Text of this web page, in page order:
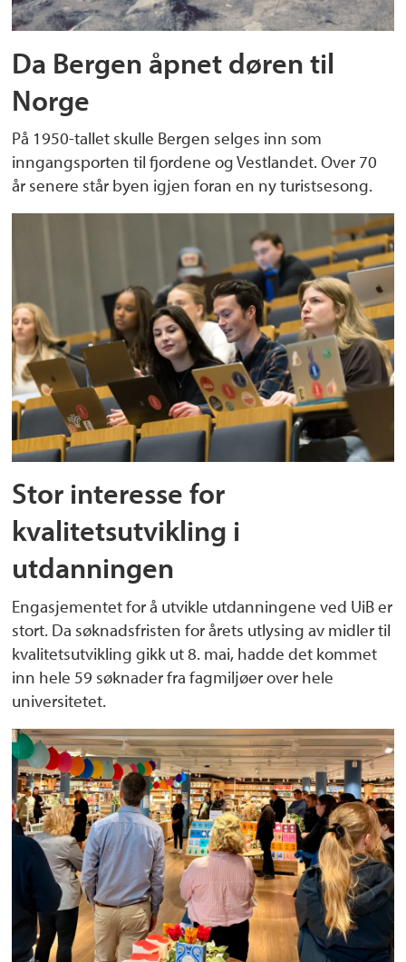
Da Bergen åpnet døren til
Norge
På 1950-tallet skulle Bergen selges inn som
inngangsporten til fjordene og Vestlandet. Over 70
år senere står byen igjen foran en ny turistsesong.
Stor interesse for
kvalitetsutvikling i
utdanningen
Engasjementet for å utvikle utdanningene ved UiB er
stort. Da søknadsfristen for årets utlysing av midler til
kvalitetsutvikling gikk ut 8. mai, hadde det kommet
inn hele 59 søknader fra fagmiljøer over hele
universitetet.